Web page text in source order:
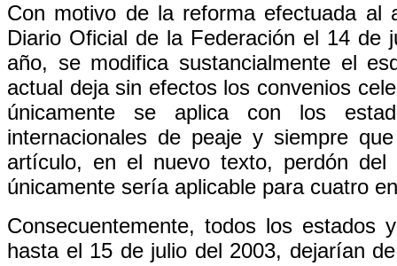
Con motivo de la reforma efectuada
Diario Oficial de la Federación el 14
año, se modifica sustancialmente el
actual deja sin efectos los convenios
únicamente se aplica con los
internacionales de peaje y siempre
artículo, en el nuevo texto, perdón
únicamente sería aplicable para cuatro
Consecuentemente, todos los estados
hasta el 15 de julio del 2003, dejarían